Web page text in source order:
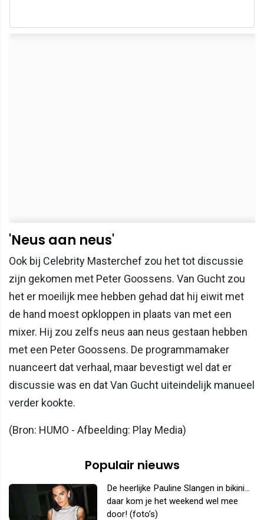
'Neus aan neus'
Ook bij Celebrity Masterchef zou het tot discussie
zijn gekomen met Peter Goossens. Van Gucht zou
het er moeilijk mee hebben gehad dat hij eiwit met
de hand moest opkloppen in plaats van met een
mixer. Hij zou zelfs neus aan neus gestaan hebben
met een Peter Goossens. De programmamaker
nuanceert dat verhaal, maar bevestigt wel dat er
discussie was en dat Van Gucht uiteindelijk manueel
verder kookte.
(Bron: HUMO - Afbeelding: Play Media)
Populair nieuws
De heerlijke Pauline Slangen in bikini...
daar kom je het weekend wel mee
door! (foto's)